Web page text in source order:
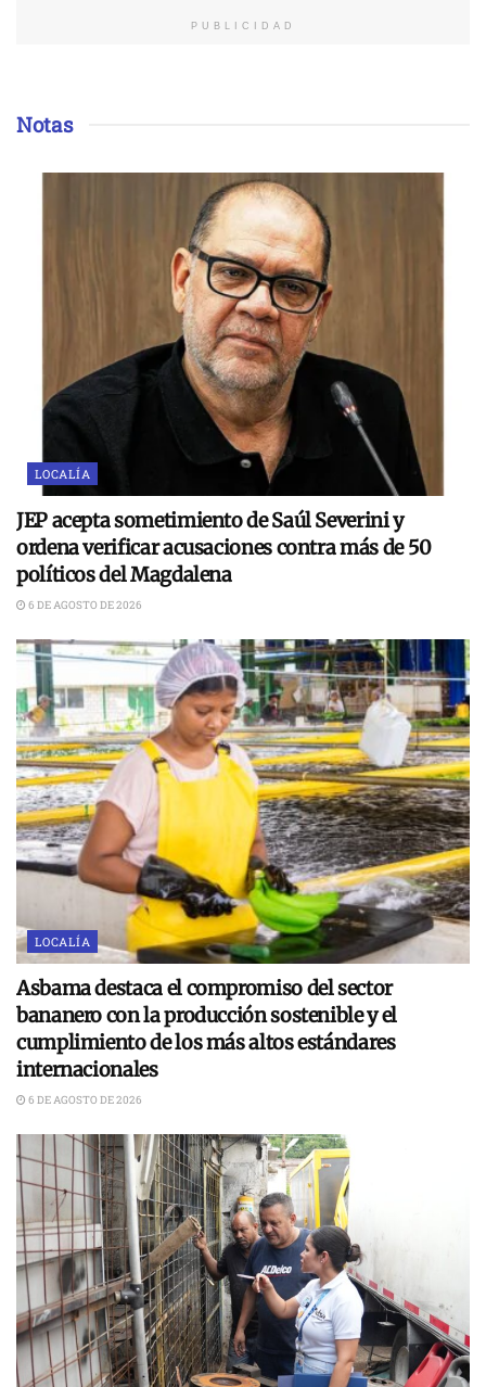
PUBLICIDAD
Notas
LOCALÍA
JEP acepta sometimiento de Saúl Severini y
ordena verificar acusaciones contra más de 50
políticos del Magdalena
6 DE AGOSTO DE 2026
LOCALÍA
Asbama destaca el compromiso del sector
bananero con la producción sostenible y el
cumplimiento de los más altos estándares
internacionales
6 DE AGOSTO DE 2026